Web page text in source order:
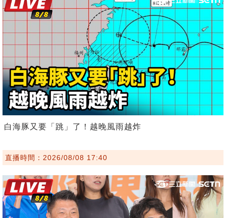
白海豚又要「跳」了！越晚風雨越炸
直播時間：2026/08/08 17:40